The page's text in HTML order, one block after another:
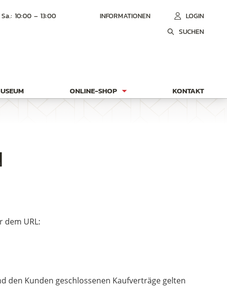
10:00 – 13:00 INFORMATIONEN
LOGIN
SUCHEN
ONLINE-SHOP KONTAKT
dem URL:
den Kunden geschlossenen Kaufverträge gelten